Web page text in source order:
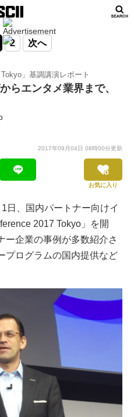
2 次へ
」基調講演レポート
らエンタメ業界まで、
2017年09月04日 08時00分更新
お気に入り
、国内パートナー向けイ
2017 Tokyo」を開
ー企業の事例が多数紹介さ
プログラムの国内提供など